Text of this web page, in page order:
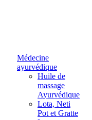
Médecine
ayurvédique
Huile de
massage
Ayurvédique
Lota, Neti
Pot et Gratte